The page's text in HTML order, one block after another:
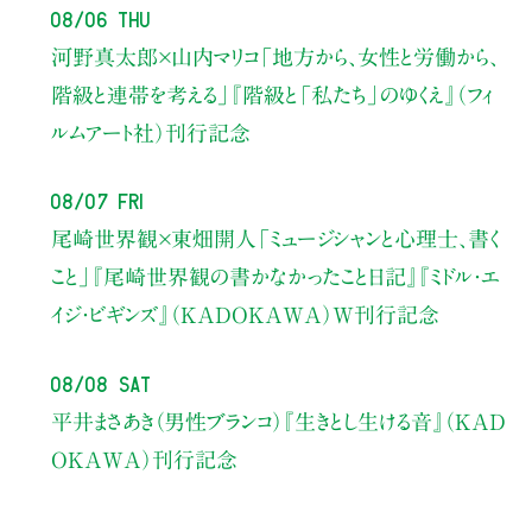
08/06 Thu
河野真太郎×山内マリコ「地方から、女性と労働から、
階級と連帯を考える」
『階級と「私たち」のゆくえ』（フィ
ルムアート社）刊行記念
08/07 Fri
尾崎世界観×東畑開人
「ミュージシャンと心理士、書く
こと」
『尾崎世界観の書かなかったこと日記』『ミドル・エ
イジ・ビギンズ』（KADOKAWA）W刊行記念
08/08 Sat
平井まさあき（男性ブランコ） 『生きとし生ける音』（KAD
OKAWA）刊行記念